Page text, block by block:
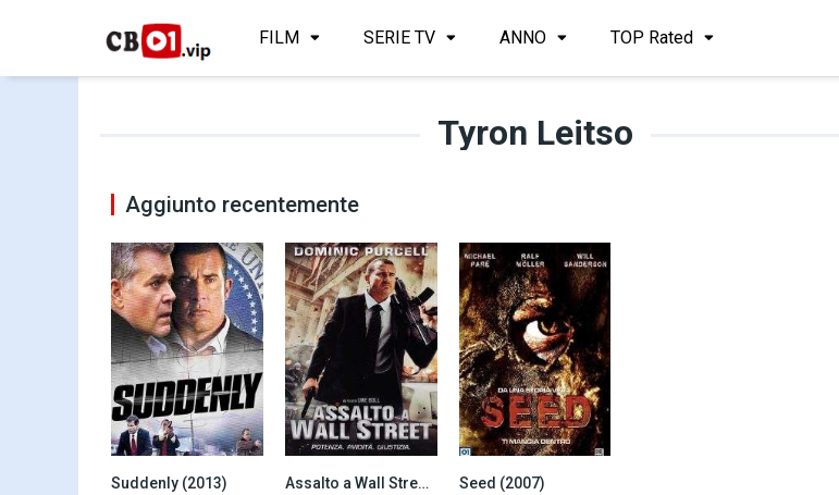
FILM SERIE TV ANNO TOP Rated
Tyron Leitso
Aggiunto recentemente
Suddenly (2013) 6.1
Assalto a Wall Street (2013) Seed (2007)